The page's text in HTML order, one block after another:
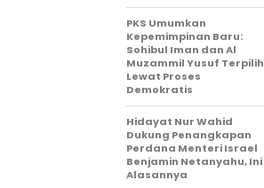
PKS Umumkan
Kepemimpinan Baru:
Sohibul Iman dan Al
Muzammil Yusuf Terpilih
Lewat Proses
Demokratis
Hidayat Nur Wahid
Dukung Penangkapan
Perdana Menteri Israel
Benjamin Netanyahu, Ini
Alasannya